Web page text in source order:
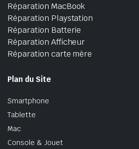
Réparation MacBook
Réparation Playstation
Réparation Batterie
Réparation Afficheur
Réparation carte mère
Plan du Site
Smartphone
Tablette
Mac
Console & Jouet